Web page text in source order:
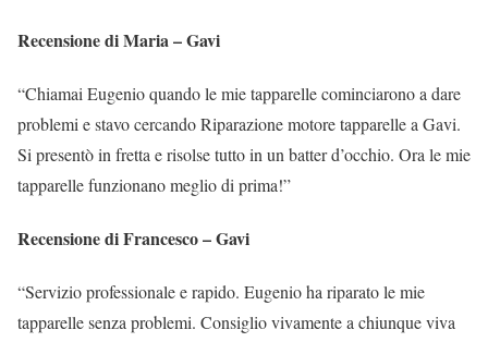
Recensione di Maria – Gavi
“Chiamai Eugenio quando le mie tapparelle cominciarono a dare
problemi e stavo cercando Riparazione motore tapparelle a Gavi.
Si presentò in fretta e risolse tutto in un batter d’occhio. Ora le mie
tapparelle funzionano meglio di prima!”
Recensione di Francesco – Gavi
“Servizio professionale e rapido. Eugenio ha riparato le mie
tapparelle senza problemi. Consiglio vivamente a chiunque viva